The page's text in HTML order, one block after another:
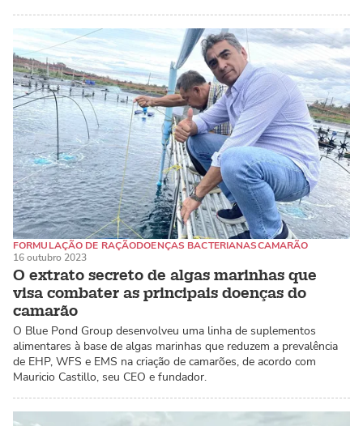
O extrato secreto de algas marinhas que
visa combater as principais doenças do
camarão
FORMULAÇÃO DE RAÇÃODOENÇAS BACTERIANASCAMARÃO
16 outubro 2023
O Blue Pond Group desenvolveu uma linha de suplementos
alimentares à base de algas marinhas que reduzem a prevalência
de EHP, WFS e EMS na criação de camarões, de acordo com
Mauricio Castillo, seu CEO e fundador.